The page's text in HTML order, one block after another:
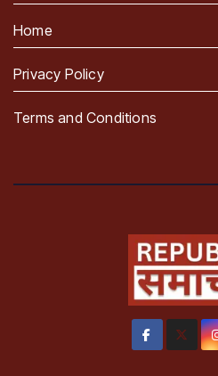
Home
Privacy Policy
Terms and Conditions